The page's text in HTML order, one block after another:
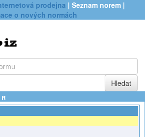
prodejna | Seznam norem |
o nových normách